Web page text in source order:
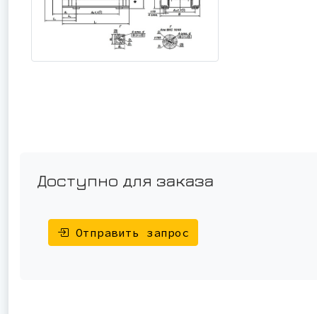
Доступно для заказа
Отправить запрос